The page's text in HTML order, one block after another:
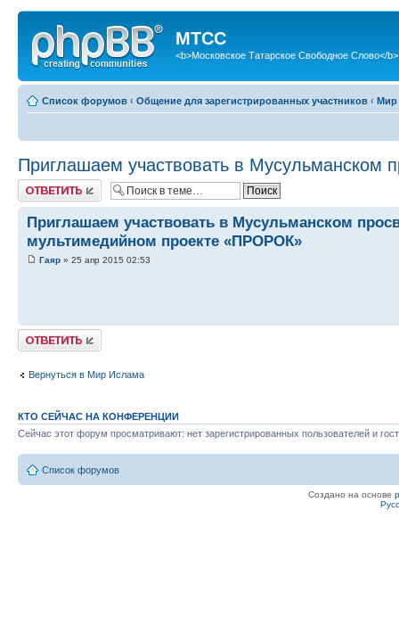
МТСС
<b>Московское Татарское Свободное Слово</b>
Список форумов ‹ Общение для зарегистрированных участников ‹ Мир
Приглашаем участвовать в Мусульманском
Ответить
Приглашаем участвовать в Мусульманском
мультимедийном проекте «ПРОРОК»
Гаяр » 25 апр 2015 02:53
Ответить
Вернуться в Мир Ислама
КТО СЕЙЧАС НА КОНФЕРЕНЦИИ
Сейчас этот форум просматривают: нет зарегистрированных пользователей и
Список форумов
Создано на основе